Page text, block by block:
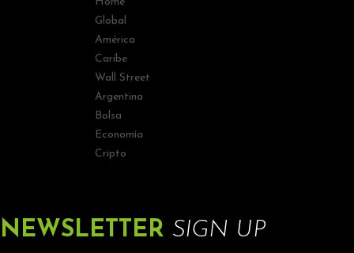
Global
América
Caribe
Wall Street
Argentina
Bolsa
Economía
Cripto
NEWSLETTER SIGN UP